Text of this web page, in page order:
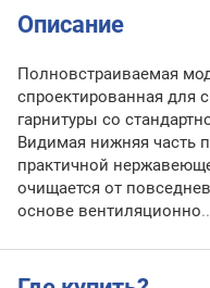
Описание
Полновстраиваемая
спроектированная для
гарнитуры со
Видимая нижняя часть
практичной
очищается от
основе вентиляционно